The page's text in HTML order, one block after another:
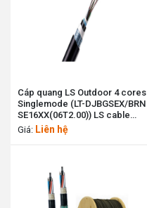
Cáp quang LS Outdoor 4 cores
Singlemode (LT-DJBGSEX/BRN
SE16XX(06T2.00)) LS cable
11195921
Giá: Liên hệ